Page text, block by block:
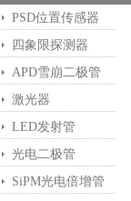
PSD位置传感器
四象限探测器
APD雪崩二极管
激光器
LED发射管
光电二极管
SiPM光电倍增管